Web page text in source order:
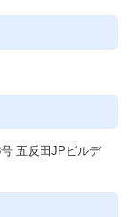
五反田JPビルデ